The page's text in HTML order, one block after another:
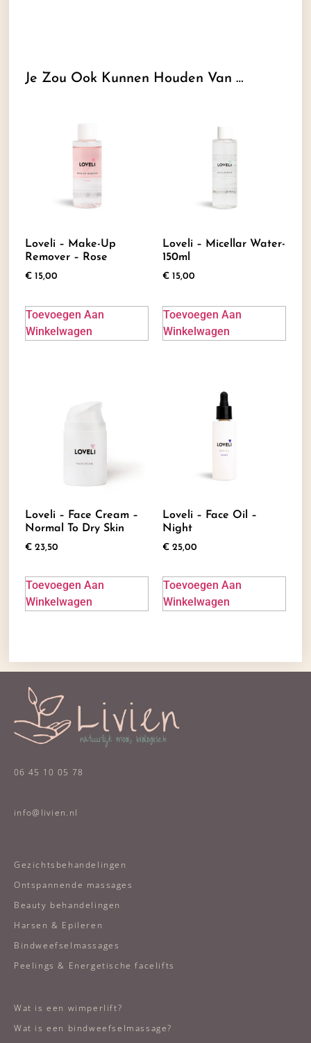
Je Zou Ook Kunnen Houden Van …
Loveli – Make-Up
Remover – Rose
€ 15,00
Toevoegen Aan
Winkelwagen
Loveli – Micellar Water-
150ml
€ 15,00
Toevoegen Aan
Winkelwagen
Loveli – Face Cream –
Normal To Dry Skin
€ 23,50
Toevoegen Aan
Winkelwagen
Loveli – Face Oil –
Night
€ 25,00
Toevoegen Aan
Winkelwagen
06 45 10 05 78
info@livien.nl
Gezichtsbehandelingen
Ontspannende massages
Beauty behandelingen
Harsen & Epileren
Bindweefselmassages
Peelings & Energetische facelifts
Wat is een wimperlift?
Wat is een bindweefselmassage?